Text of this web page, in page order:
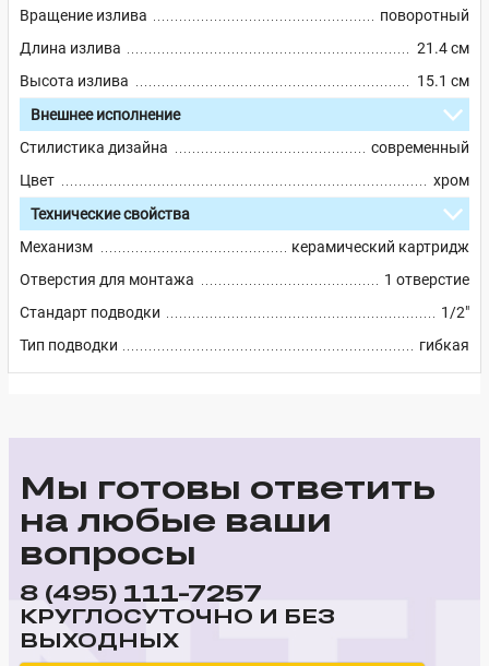
Вращение излива
поворотный
Длина излива
21.4 см
Высота излива
15.1 см
Внешнее исполнение
Стилистика дизайна
современный
Цвет
хром
Технические свойства
Механизм
керамический картридж
Отверстия для монтажа
1 отверстие
Стандарт подводки
1/2"
Тип подводки
гибкая
Мы готовы ответить
на любые ваши
вопросы
8 (495) 111-7257
КРУГЛОСУТОЧНО И БЕЗ
ВЫХОДНЫХ